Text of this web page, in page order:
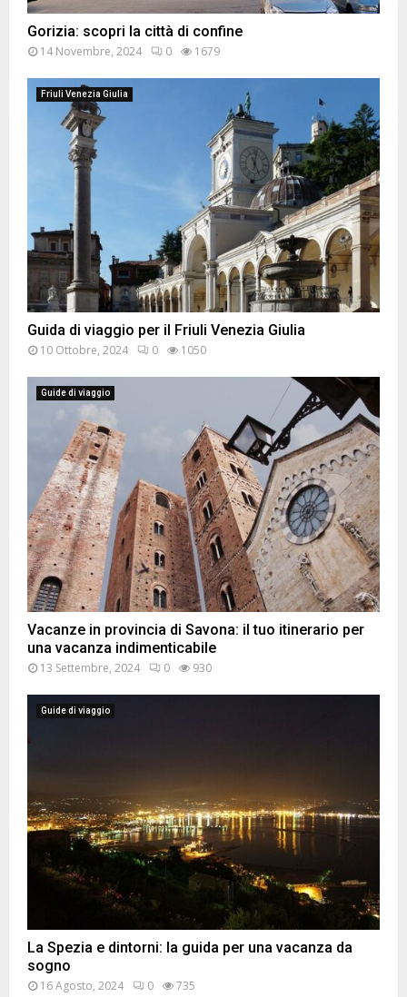
Gorizia: scopri la città di confine
14 Novembre, 2024 0 1679
Friuli Venezia Giulia
Guida di viaggio per il Friuli Venezia Giulia
10 Ottobre, 2024 0 1050
Guide di viaggio
Vacanze in provincia di Savona: il tuo itinerario per
una vacanza indimenticabile
13 Settembre, 2024 0 930
Guide di viaggio
La Spezia e dintorni: la guida per una vacanza da
sogno
16 Agosto, 2024 0 735